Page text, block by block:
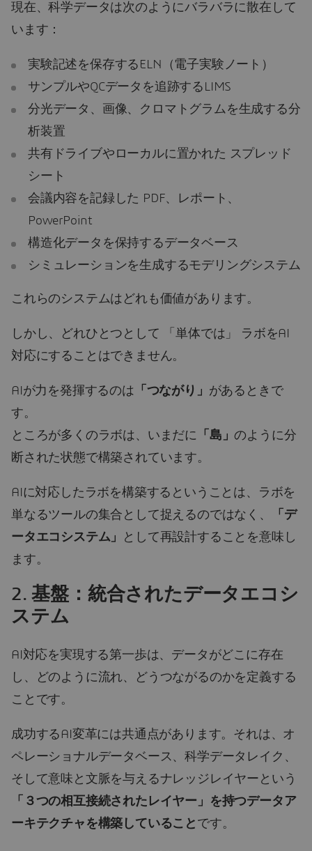
現在、科学データは次のようにバラバラに散在して
います：
実験記述を保存するELN（電子実験ノート）
サンプルやQCデータを追跡するLIMS
分光データ、画像、クロマトグラムを生成する分
析装置
共有ドライブやローカルに置かれた スプレッド
シート
会議内容を記録した PDF、レポート、
PowerPoint
構造化データを保持するデータベース
シミュレーションを生成するモデリングシステム
これらのシステムはどれも価値があります。
しかし、どれひとつとして 「単体では」 ラボをAI
対応にすることはできません。
AIが力を発揮するのは 「つながり」 があるときで
す。
ところが多くのラボは、いまだに
「島」のように分
断された状態で構築されています。
AIに対応したラボを構築するということは、ラボを
単なるツールの集合として捉えるのではなく、
「デ
ータエコシステム」
として再設計することを意味し
ます。
2.基盤：統合されたデータエコシ
ステム
AI対応を実現する第一歩は、データがどこに存在
し、どのように流れ、どうつながるのかを定義する
ことです。
成功するAI変革には共通点があります。それは、オ
ペレーショナルデータベース、科学データレイク、
そして意味と文脈を与えるナレッジレイヤーという
「３つの相互接続されたレイヤー」を持つデータア
ーキテクチャを構築していること です。